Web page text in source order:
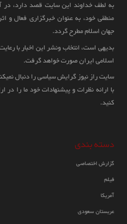
حامد میر: پاکستان از طالبان
نیست! امروز یک مقام امنیتی
طالبان دیدار خواهد داشت
15:04 1400/02/08
از سوی پاکستان شاهد اقدامات سختی خواهد بود.
پاسگاه پلیس در پاکستان
پاکستان 2 نیروی پلیس کشته شده و چهار تن دیگر نیز زخمی شدند.
سه کشته در تیراندازی به
شهر کوهات پاکستان
به لطف خداوند این سایت قصد دارد، در
منطقی خود، به عنوان خبرگزاری فعال و
جهان اسلام مطرح گردد.
بدیهی است، انتخاب ونشر این اخبار با
اسلامی ایران صورت خواهد گرفت.
سایت راز نیوز گرایش سیاسی را دنبال
با ارائه نظرات و پیشنهادات خود ما را در
کنید.
دسته بندی
گزارش اختصاصی
فیلم
آمریکا
عربستان سعودی